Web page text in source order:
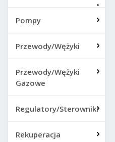
Pompy
Przewody/Wężyki
Przewody/Wężyki
Gazowe
Regulatory/Sterowniki
Rekuperacja